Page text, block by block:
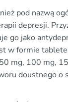
pod nazwą
depresji.
go jako
w formie
mg, 100 mg,
doustnego o